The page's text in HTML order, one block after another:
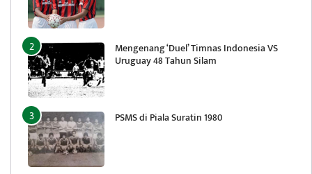
Mengenang ‘Duel’ Timnas Indonesia VS
Uruguay 48 Tahun Silam
PSMS di Piala Suratin 1980